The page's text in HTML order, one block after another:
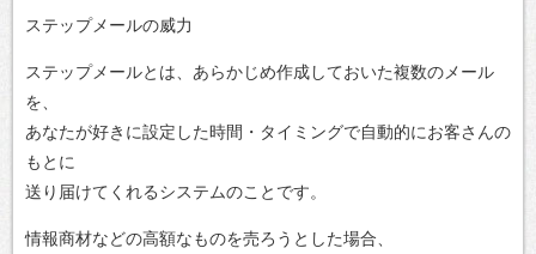
ステップメールの威力
ステップメールとは、あらかじめ作成しておいた複数のメール
を、
あなたが好きに設定した時間・タイミングで自動的にお客さんの
もとに
送り届けてくれるシステムのことです。
情報商材などの高額なものを売ろうとした場合、